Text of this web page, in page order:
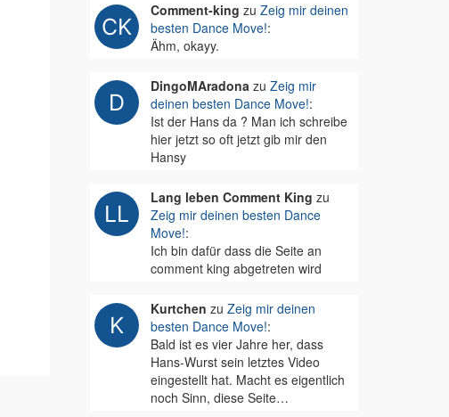
Comment-king zu Zeig mir deinen
besten Dance Move!:
Ähm, okayy.
DingoMAradonazu Zeig mir
deinen besten Dance Move!:
Ist der Hans da ? Man ich schreibe
hier jetzt so oft jetzt gib mir den
Hansy
Lang leben Comment King zu
Zeig mir deinen besten Dance
Move!:
Ich bin dafür dass die Seite an
comment king abgetreten wird
Kurtchen zu Zeig mir deinen
besten Dance Move!:
Bald ist es vier Jahre her, dass
Hans-Wurst sein letztes Video
eingestellt hat. Macht es eigentlich
noch Sinn, diese Seite…